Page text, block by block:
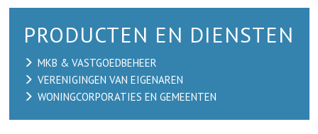
PRODUCTEN EN DIENSTEN
MKB & VASTGOEDBEHEER
VERENIGINGEN VAN EIGENAREN
WONINGCORPORATIES EN GEMEENTEN